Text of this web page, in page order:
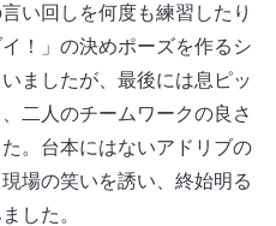
い回しを何度も練習したり
！」の決めポーズを作るシ
ましたが、最後には息ピッ
二人のチームワークの良さ
。台本にはないアドリブの
場の笑いを誘い、終始明る
した。